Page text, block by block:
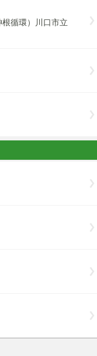
循環）川口市立